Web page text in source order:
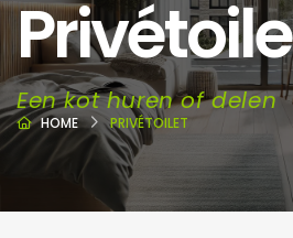
Een kot huren of delen
HOME PRIVÉTOILET